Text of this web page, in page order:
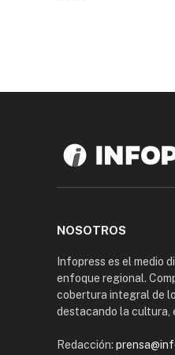
NOSOTROS
Infopress es el medio
enfoque regional.
cobertura integral de
destacando la cultura,
Redacción: